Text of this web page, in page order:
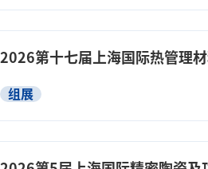
2026第十七届上海国际热管理
组展